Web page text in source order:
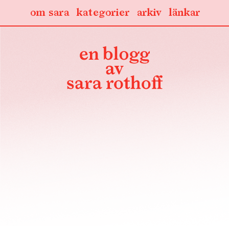
länkar
arkiv
kategorier
om sara